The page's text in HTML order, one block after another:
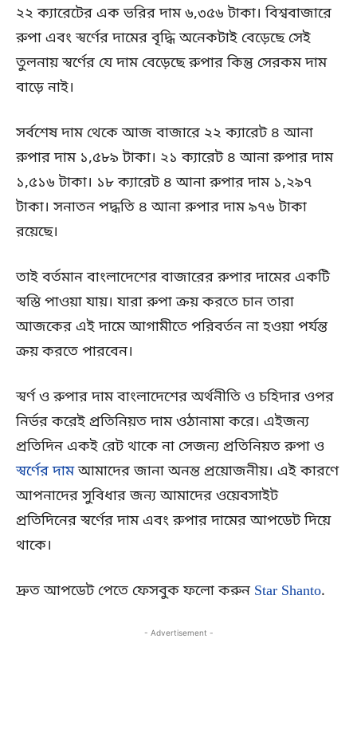
২২ ক্যারেটের এক ভরির দাম ৬,৩৫৬ টাকা। বিশ্ববাজারে
রুপা এবং স্বর্ণের দামের বৃদ্ধি অনেকটাই বেড়েছে সেই
তুলনায় স্বর্ণের যে দাম বেড়েছে রুপার কিন্তু সেরকম দাম
বাড়ে নাই।
সর্বশেষ দাম থেকে আজ বাজারে ২২ ক্যারেট ৪ আনা
রুপার দাম ১,৫৮৯ টাকা। ২১ ক্যারেট ৪ আনা রুপার দাম
১,৫১৬ টাকা। ১৮ ক্যারেট ৪ আনা রুপার দাম ১,২৯৭
টাকা। সনাতন পদ্ধতি ৪ আনা রুপার দাম ৯৭৬ টাকা
রয়েছে।
তাই বর্তমান বাংলাদেশের বাজারের রুপার দামের একটি
স্বস্তি পাওয়া যায়। যারা রুপা ক্রয় করতে চান তারা
আজকের এই দামে আগামীতে পরিবর্তন না হওয়া পর্যন্ত
ক্রয় করতে পারবেন।
স্বর্ণ ও রুপার দাম বাংলাদেশের অর্থনীতি ও চহিদার ওপর
নির্ভর করেই প্রতিনিয়ত দাম ওঠানামা করে। এইজন্য
প্রতিদিন একই রেট থাকে না সেজন্য প্রতিনিয়ত রুপা ও
স্বর্ণের দামআমাদের জানা অনন্ত প্রয়োজনীয়। এই কারণে
আপনাদের সুবিধার জন্য আমাদের ওয়েবসাইট
প্রতিদিনের স্বর্ণের দাম এবং রুপার দামের আপডেট দিয়ে
থাকে।
দ্রুত আপডেট পেতে ফেসবুক ফলো করুন Star Shanto.
- Advertisement -